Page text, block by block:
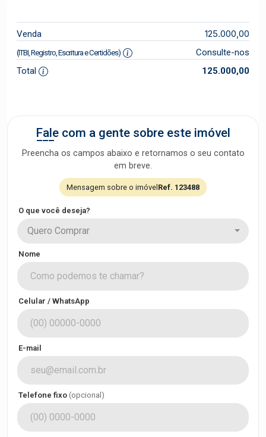
Venda 125.000,00
(ITBI, Registro, Escritura e Certidões)
Consulte-nos
Total
125.000,00
Fale com a gente sobre este imóvel
Preencha os campos abaixo e retornamos o seu contato
em breve.
Mensagem sobre o imóvel Ref. 123488
O que você deseja?
Quero Comprar
Nome
Celular / WhatsApp
E-mail
Telefone fixo (opcional)